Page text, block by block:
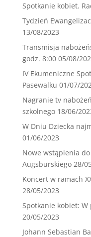
Spotkanie kobiet.
Tydzień
13/08/2023
Transmisja
godz. 8:00 05/08/
IV Ekumeniczne
Pasewalku 01/07/
Nagranie tv
szkolnego 18/06/
W Dniu Dziecka
01/06/2023
Nowe wstąpienia do
Augsburskiego 28/
Koncert w ramach
28/05/2023
Spotkanie kobiet:
20/05/2023
Johann Sebastian